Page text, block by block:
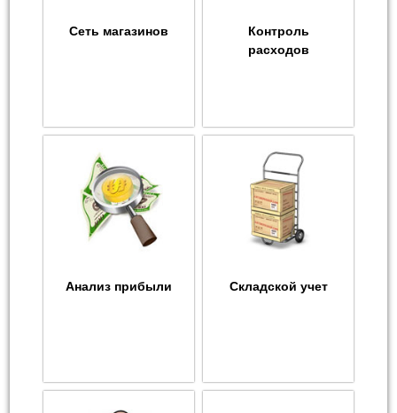
Сеть магазинов
Контроль
расходов
Анализ прибыли Складской учет